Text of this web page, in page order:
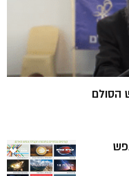
הסולם